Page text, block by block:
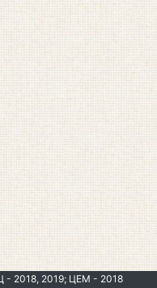
2018, 2019; ЦЕМ - 2018